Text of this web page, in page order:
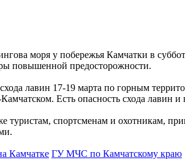
моря у побережья Камчатки в
повышенной предосторожности.
лавин 17-19 марта по горным
Есть опасность схода
туристам, спортсменам и охотникам,
Камчатке ГУ МЧС по Камчатскому краю